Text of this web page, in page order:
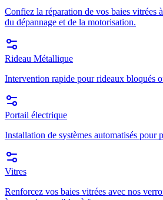
Confiez la réparation de vos baies vitrées
du dépannage et de la motorisation.
Rideau Métallique
Intervention rapide pour rideaux bloqués
Portail électrique
Installation de systèmes automatisés pour
Vitres
Renforcez vos baies vitrées avec nos